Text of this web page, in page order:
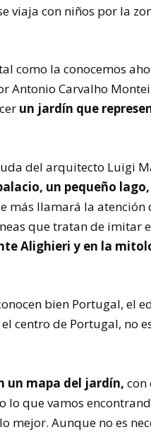
viaja con niños por la
como la conocemos
Antonio Carvalho
un jardín que
del arquitecto Luigi
un pequeño
más llamará la atención
que tratan de imitar
Alighieri y en la
bien Portugal, el
el centro de Portugal, no
un mapa del jardín,con
lo que vamos
mejor. Aunque no es